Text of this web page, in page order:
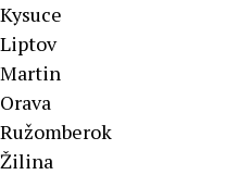
Kysuce
Liptov
Martin
Orava
Ružomberok
Žilina